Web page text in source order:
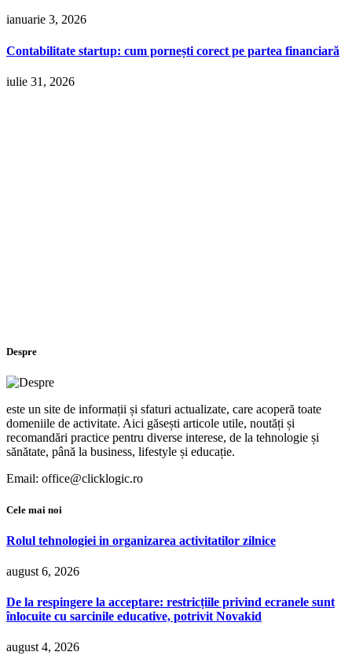
ianuarie 3, 2026
Contabilitate startup: cum pornești corect pe partea financiară
iulie 31, 2026
Despre
este un site de informații și sfaturi actualizate, care acoperă toate
domeniile de activitate. Aici găsești articole utile, noutăți și
recomandări practice pentru diverse interese, de la tehnologie și
sănătate, până la business, lifestyle și educație.
Email: office@clicklogic.ro
Cele mai noi
Rolul tehnologiei in organizarea activitatilor zilnice
august 6, 2026
De la respingere la acceptare: restricțiile privind ecranele sunt
înlocuite cu sarcinile educative, potrivit Novakid
august 4, 2026